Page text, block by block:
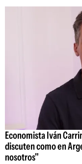
Economista Iván
discuten como en
nosotros"